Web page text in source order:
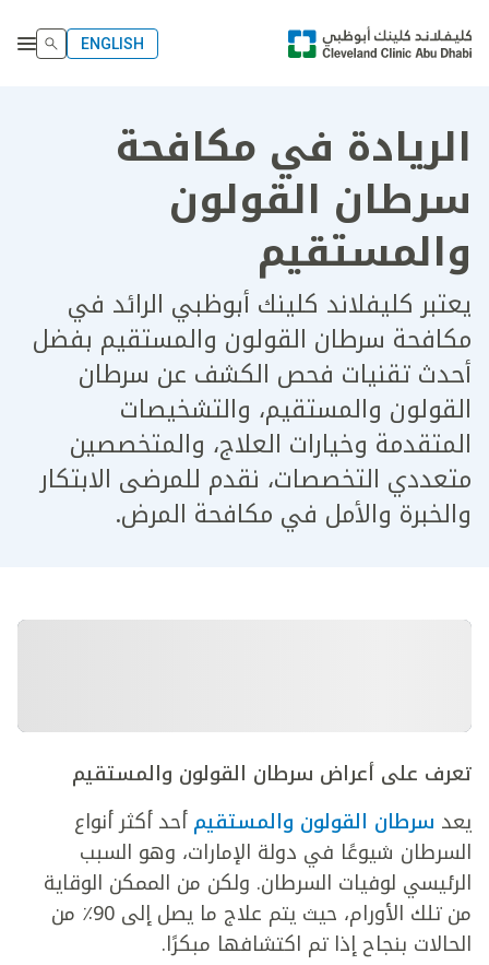
ENGLISH
الريادة في مكافحة
سرطان القولون
والمستقيم
يعتبر كليفلاند كلينك أبوظبي الرائد في
مكافحة سرطان القولون والمستقيم بفضل
أحدث تقنيات فحص الكشف عن سرطان
القولون والمستقيم، والتشخيصات
المتقدمة وخيارات العلاج، والمتخصصين
متعددي التخصصات، نقدم للمرضى الابتكار
والخبرة والأمل في مكافحة المرض.
تعرف على أعراض سرطان القولون والمستقيم
يعد سرطان القولون والمستقيمأحد أكثر أنواع
السرطان شيوعًا في دولة الإمارات، وهو السبب
الرئيسي لوفيات السرطان. ولكن من الممكن الوقاية
من تلك الأورام، حيث يتم علاج ما يصل إلى 90٪ من
الحالات بنجاح إذا تم اكتشافها مبكرًا.